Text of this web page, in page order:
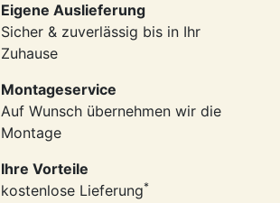
Eigene Auslieferung
Sicher & zuverlässig bis in Ihr
Zuhause
Montageservice
Auf Wunsch übernehmen wir die
Montage
Ihre Vorteile
kostenlose Lieferung*